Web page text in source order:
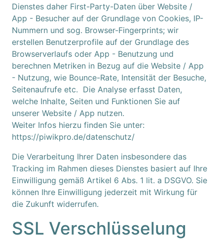
Inhalt
springen
Zum
Zum
Dienstes daher First-Party-Daten über Website /
App - Besucher auf der Grundlage von Cookies, IP-
Nummern und sog. Browser-Fingerprints; wir
erstellen Benutzerprofile auf der Grundlage des
Browserverlaufs oder App - Benutzung und
berechnen Metriken in Bezug auf die Website / App
- Nutzung, wie Bounce-Rate, Intensität der Besuche,
Seitenaufrufe etc. Die Analyse erfasst Daten,
welche Inhalte, Seiten und Funktionen Sie auf
unserer Website / App nutzen.
Weiter Infos hierzu finden Sie unter:
https://piwikpro.de/datenschutz/
Die Verarbeitung Ihrer Daten insbesondere das
Tracking im Rahmen dieses Dienstes basiert auf Ihre
Einwilligung gemäß Artikel 6 Abs. 1 lit. a DSGVO. Sie
können Ihre Einwilligung jederzeit mit Wirkung für
die Zukunft widerrufen.
SSL Verschlüsselung